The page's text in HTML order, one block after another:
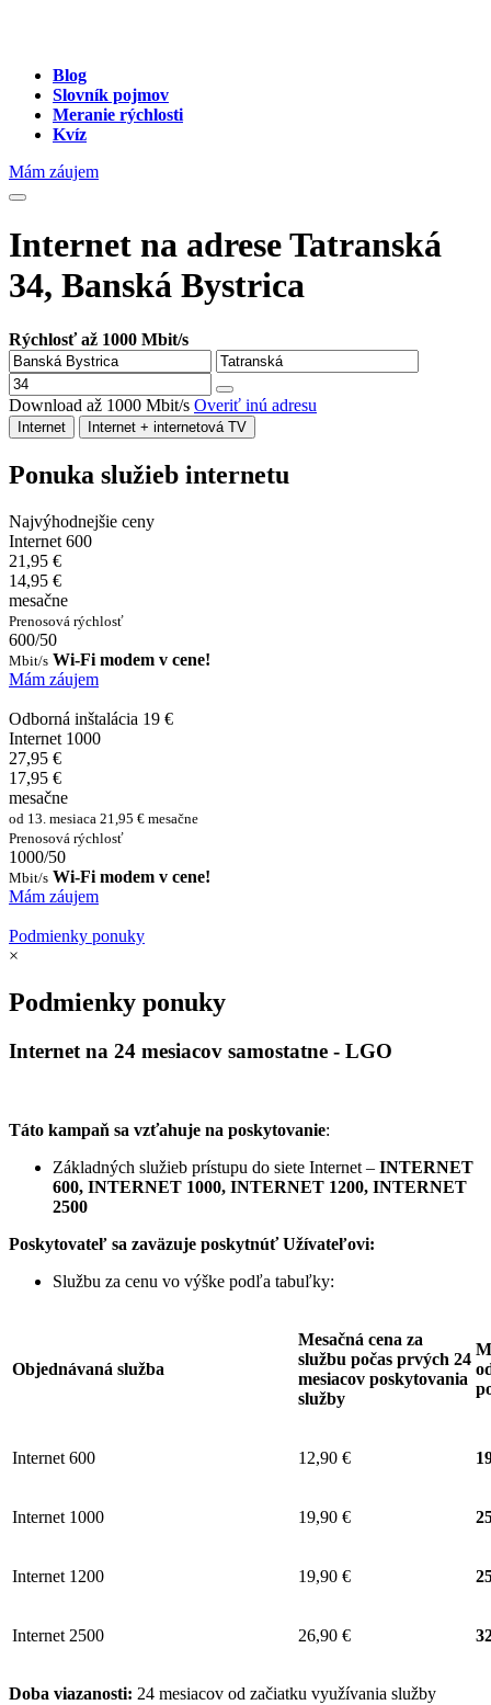
Blog
Slovník pojmov
Meranie rýchlosti
Kvíz
Mám záujem
Internet na adrese Tatranská
34, Banská Bystrica
Rýchlosť až 1000 Mbit/s
Download až 1000 Mbit/s Overiť inú adresu
Internet Internet + internetová TV
Ponuka služieb internetu
Najvýhodnejšie ceny
Internet 600
21,95 €
14,95 €
mesačne
Prenosová rýchlosť
600/50
Mbit/s Wi-Fi modem v cene!
Mám záujem
Odborná inštalácia 19 €
Internet 1000
27,95 €
17,95 €
mesačne
od 13. mesiaca 21,95 € mesačne
Prenosová rýchlosť
1000/50
Mbit/s Wi-Fi modem v cene!
Mám záujem
Podmienky ponuky
×
Podmienky ponuky
Internet na 24 mesiacov samostatne - LGO
Táto kampaň sa vzťahuje na poskytovanie:
Základných služieb prístupu do siete Internet – INTERNET
600, INTERNET 1000, INTERNET 1200, INTERNET
2500
Poskytovateľ sa zaväzuje poskytnúť Užívateľovi:
Službu za cenu vo výške podľa tabuľky:
Objednávaná služba
Mesačná cena za
službu počas prvých 24
mesiacov poskytovania
služby
Internet 600 12,90 €
Internet 1000 19,90 €
Internet 1200 19,90 €
Internet 2500 26,90 €
Doba viazanosti: 24 mesiacov od začiatku využívania služby